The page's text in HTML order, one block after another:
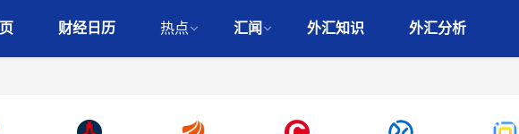
财经日历 热点 汇闻 外汇知识 外汇分析